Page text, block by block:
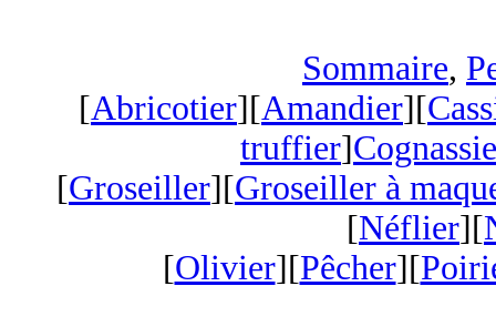
Sommaire,
[Abricotier][Amandier][
truffier]
[Groseiller][Groseiller à
[Néflier][
[Olivier][Pêcher][